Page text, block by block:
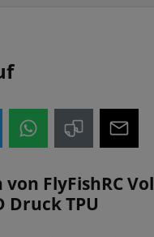
FlyFishRC
Druck TPU